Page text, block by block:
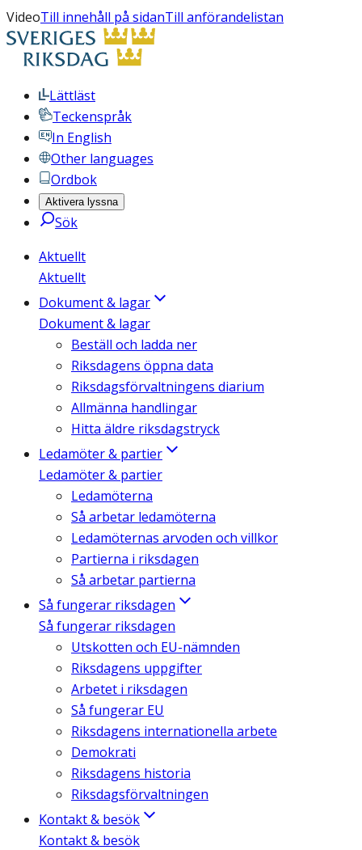
VideoTill innehåll på sidanTill anförandelistan
Lättläst
Teckenspråk
In English
Other languages
Ordbok
Aktivera lyssna
Sök
Aktuellt
Aktuellt
Dokument & lagar
Dokument & lagar
Beställ och ladda ner
Riksdagens öppna data
Riksdagsförvaltningens diarium
Allmänna handlingar
Hitta äldre riksdagstryck
Ledamöter & partier
Ledamöter & partier
Ledamöterna
Så arbetar ledamöterna
Ledamöternas arvoden och villkor
Partierna i riksdagen
Så arbetar partierna
Så fungerar riksdagen
Så fungerar riksdagen
Utskotten och EU-nämnden
Riksdagens uppgifter
Arbetet i riksdagen
Så fungerar EU
Riksdagens internationella arbete
Demokrati
Riksdagens historia
Riksdagsförvaltningen
Kontakt & besök
Kontakt & besök